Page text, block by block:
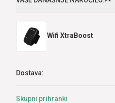
Wifi XtraBoost
Dostava:
Skupni prihranki